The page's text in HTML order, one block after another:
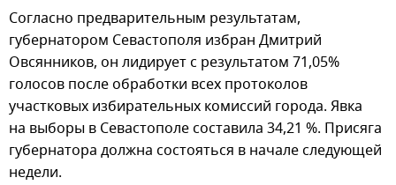
Согласно предварительным результатам,
губернатором Севастополя избран Дмитрий
Овсянников, он лидирует с результатом 71,05%
голосов после обработки всех протоколов
участковых избирательных комиссий города. Явка
на выборы в Севастополе составила 34,21 %. Присяга
губернатора должна состояться в начале следующей
недели.